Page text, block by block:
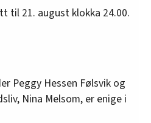
til 21. august klokka 24.00.
Peggy Hessen Følsvik og
Nina Melsom, er enige i